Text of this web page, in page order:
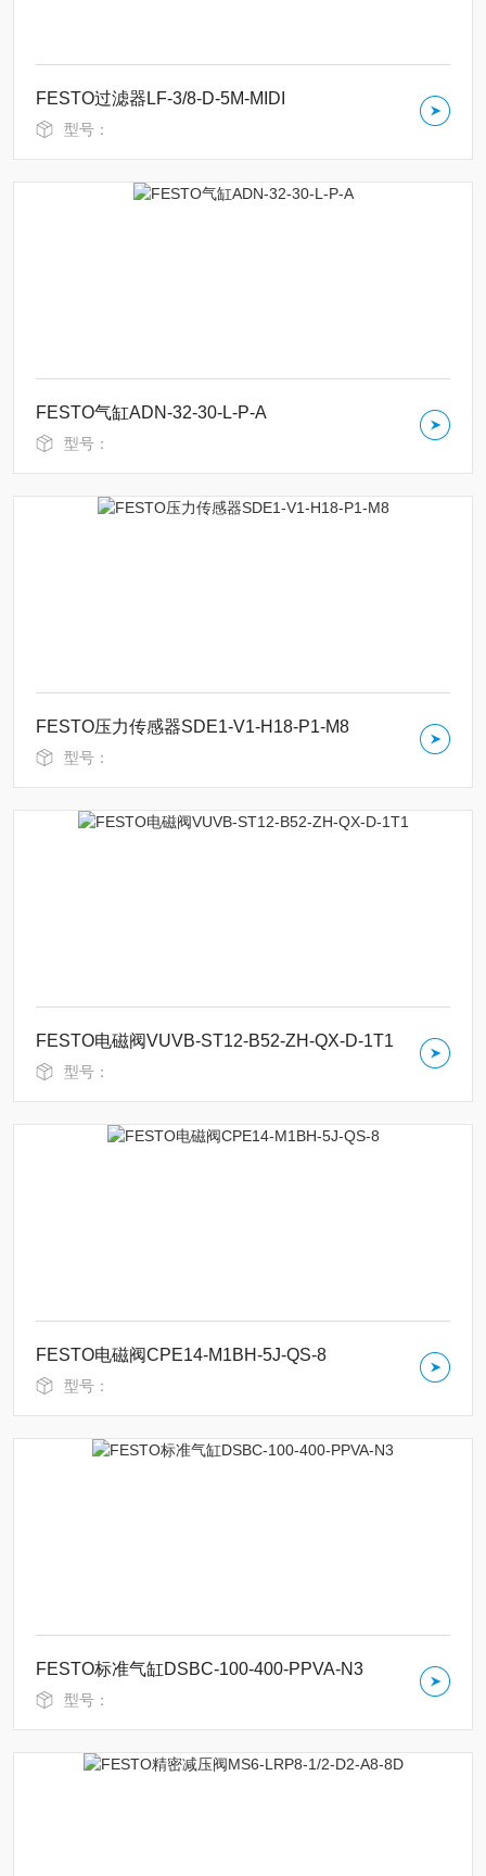
FESTO过滤器LF-3/8-D-5M-MIDI
型号：
FESTO气缸ADN-32-30-L-P-A
型号：
FESTO压力传感器SDE1-V1-H18-P1-M8
型号：
FESTO电磁阀VUVB-ST12-B52-ZH-QX-D-1T1
型号：
FESTO电磁阀CPE14-M1BH-5J-QS-8
型号：
FESTO标准气缸DSBC-100-400-PPVA-N3
型号：